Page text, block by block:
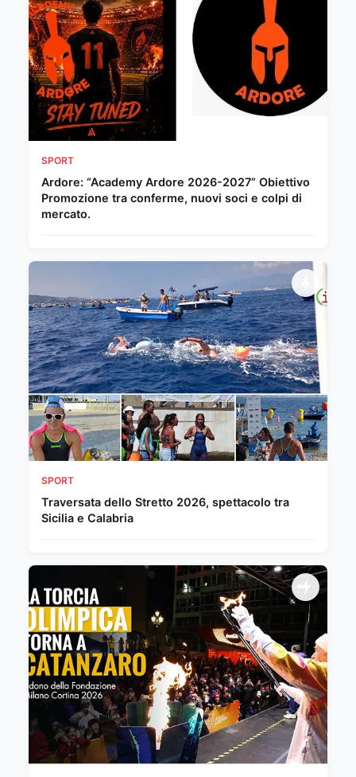
SPORT
Ardore: “Academy Ardore 2026-2027” Obiettivo
Promozione tra conferme, nuovi soci e colpi di
mercato.
SPORT
Traversata dello Stretto 2026, spettacolo tra
Sicilia e Calabria